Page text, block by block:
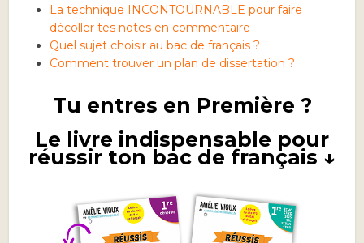
La technique INCONTOURNABLE pour faire
décoller tes notes en commentaire
Quel sujet choisir au bac de français ?
Comment trouver un plan de dissertation ?
Tu entres en Première ?
Le livre indispensable pour
réussir ton bac de français ↓